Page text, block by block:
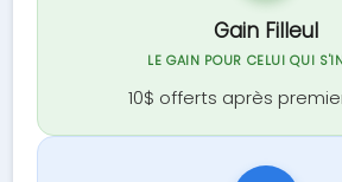
Gain Filleul
LE GAIN POUR CELUI QUI
10$ offerts après